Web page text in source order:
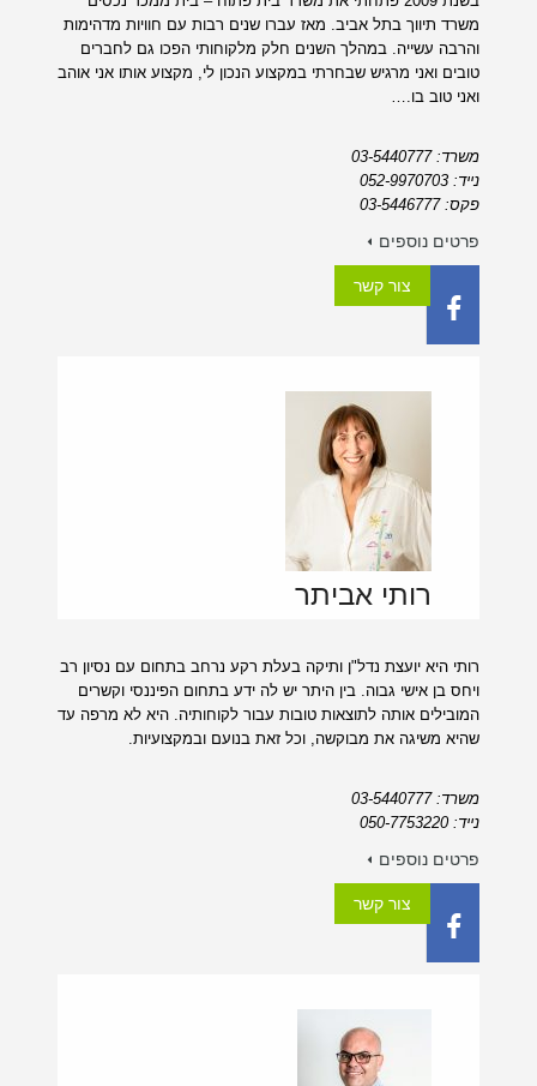
משרד תיווך בתל אביב. מאז עברו שנים רבות עם חוויות מדהימות
והרבה עשייה. במהלך השנים חלק מלקוחותי הפכו גם לחברים
טובים ואני מרגיש שבחרתי במקצוע הנכון לי, מקצוע אותו אני אוהב
ואני טוב בו.…
משרד: 03-5440777
נייד: 052-9970703
פקס: 03-5446777
פרטים נוספים
צור קשר
רותי אביתר
רותי היא יועצת נדל"ן ותיקה בעלת רקע נרחב בתחום עם נסיון רב
ויחס בן אישי גבוה. בין היתר יש לה ידע בתחום הפיננסי וקשרים
המובילים אותה לתוצאות טובות עבור לקוחותיה. היא לא מרפה עד
שהיא משיגה את מבוקשה, וכל זאת בנועם ובמקצועיות.
משרד: 03-5440777
נייד: 050-7753220
פרטים נוספים
צור קשר